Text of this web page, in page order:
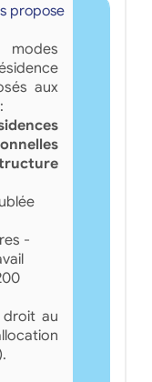
propose
aux
-
au